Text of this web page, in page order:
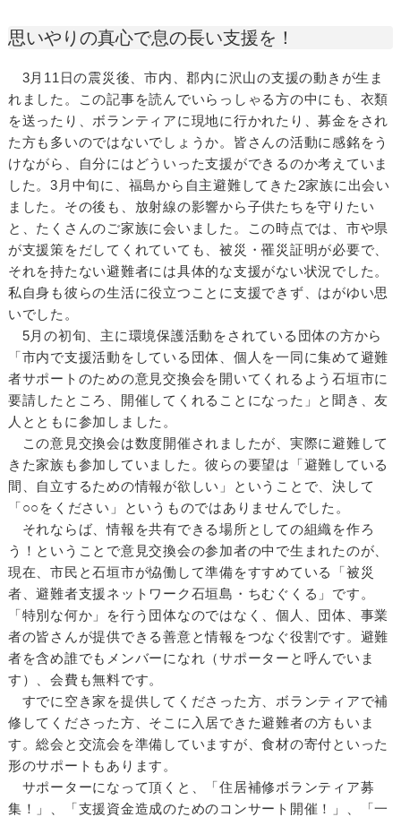
思いやりの真心で息の長い支援を！
3月11日の震災後、市内、郡内に沢山の支援の動きが生ま
れました。この記事を読んでいらっしゃる方の中にも、衣類
を送ったり、ボランティアに現地に行かれたり、募金をされ
た方も多いのではないでしょうか。皆さんの活動に感銘をう
けながら、自分にはどういった支援ができるのか考えていま
した。3月中旬に、福島から自主避難してきた2家族に出会い
ました。その後も、放射線の影響から子供たちを守りたい
と、たくさんのご家族に会いました。この時点では、市や県
が支援策をだしてくれていても、被災・罹災証明が必要で、
それを持たない避難者には具体的な支援がない状況でした。
私自身も彼らの生活に役立つことに支援できず、はがゆい思
いでした。
5月の初旬、主に環境保護活動をされている団体の方から
「市内で支援活動をしている団体、個人を一同に集めて避難
者サポートのための意見交換会を開いてくれるよう石垣市に
要請したところ、開催してくれることになった」と聞き、友
人とともに参加しました。
この意見交換会は数度開催されましたが、実際に避難して
きた家族も参加していました。彼らの要望は「避難している
間、自立するための情報が欲しい」ということで、決して
「○○をください」というものではありませんでした。
それならば、情報を共有できる場所としての組織を作ろ
う！ということで意見交換会の参加者の中で生まれたのが、
現在、市民と石垣市が恊働して準備をすすめている「被災
者、避難者支援ネットワーク石垣島・ちむぐくる」です。
「特別な何か」を行う団体なのではなく、個人、団体、事業
者の皆さんが提供できる善意と情報をつなぐ役割です。避難
者を含め誰でもメンバーになれ（サポーターと呼んでいま
す）、会費も無料です。
すでに空き家を提供してくださった方、ボランティアで補
修してくださった方、そこに入居できた避難者の方もいま
す。総会と交流会を準備していますが、食材の寄付といった
形のサポートもあります。
サポーターになって頂くと、「住居補修ボランティア募
集！」、「支援資金造成のためのコンサート開催！」、「一